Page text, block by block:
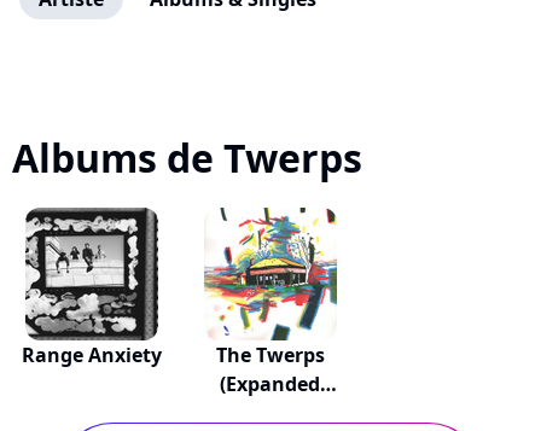
Albums de Twerps
Range Anxiety
The Twerps
(Expanded